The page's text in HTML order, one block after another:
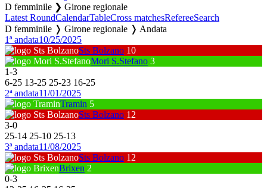
D femminile ❯ Girone regionale
Latest RoundCalendarTableCross matchesRefereeSearch
D femminile ❭ Girone regionale ❭ Andata
1ª andata10/25/2025
Sts Bolzano 10
Mori S.Stefano 3
1-3
6-25 13-25 25-23 16-25
2ª andata11/01/2025
Tramin 5
Sts Bolzano 12
3-0
25-14 25-10 25-13
3ª andata11/08/2025
Sts Bolzano 12
Brixen 2
0-3